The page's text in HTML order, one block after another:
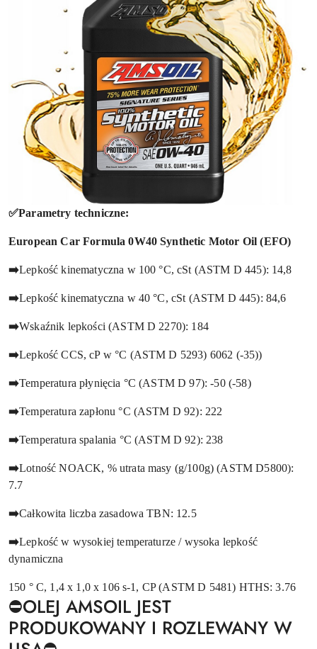
✅Parametry techniczne:
European Car Formula 0W40 Synthetic Motor Oil (EFO)
➡️Lepkość kinematyczna w 100 °C, cSt (ASTM D 445): 14,8
➡️Lepkość kinematyczna w 40 °C, cSt (ASTM D 445): 84,6
➡️Wskaźnik lepkości (ASTM D 2270): 184
➡️Lepkość CCS, cP w °C (ASTM D 5293) 6062 (-35))
➡️Temperatura płynięcia °C (ASTM D 97): -50 (-58)
➡️Temperatura zapłonu °C (ASTM D 92): 222
➡️Temperatura spalania °C (ASTM D 92): 238
➡️Lotność NOACK, % utrata masy (g/100g) (ASTM D5800):
7.7
➡️Całkowita liczba zasadowa TBN: 12.5
➡️Lepkość w wysokiej temperaturze / wysoka lepkość
dynamiczna
150 ° C, 1,4 x 1,0 x 106 s-1, CP (ASTM D 5481) HTHS: 3.76
⛔️OLEJ AMSOIL JEST
PRODUKOWANY I ROZLEWANY W